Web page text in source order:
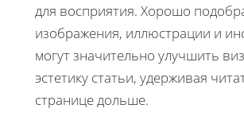
для восприятия. Хорошо
изображения, иллюстрации и
могут значительно улучшить
эстетику статьи, удерживая
странице дольше.